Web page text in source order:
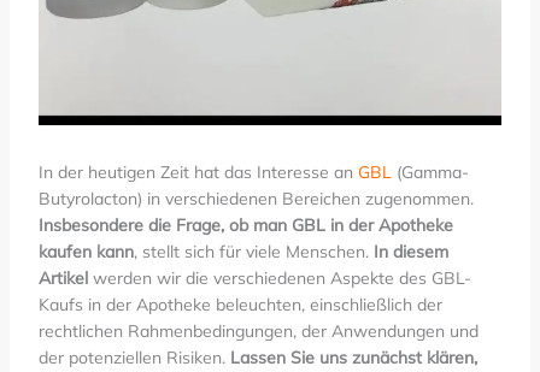
In der heutigen Zeit hat das Interesse an GBL(Gamma-
Butyrolacton) in verschiedenen Bereichen zugenommen.
Insbesondere die Frage, ob man GBL in der Apotheke
kaufen kann, stellt sich für viele Menschen. In diesem
Artikelwerden wir die verschiedenen Aspekte des GBL-
Kaufs in der Apotheke beleuchten, einschließlich der
rechtlichen Rahmenbedingungen, der Anwendungen und
der potenziellen Risiken. Lassen Sie uns zunächst klären,